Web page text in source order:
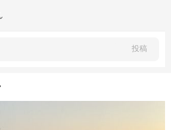
投稿